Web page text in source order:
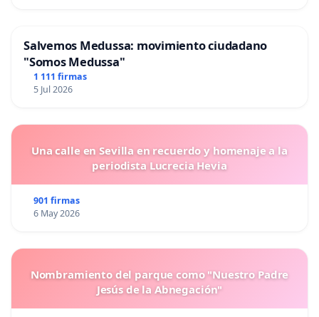
Salvemos Medussa: movimiento ciudadano
"Somos Medussa"
1 111 firmas
5 Jul 2026
Una calle en Sevilla en recuerdo y homenaje a la
periodista Lucrecia Hevia
901 firmas
6 May 2026
Nombramiento del parque como "Nuestro Padre
Jesús de la Abnegación"